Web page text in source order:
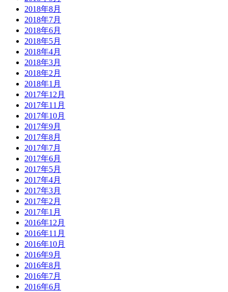
2018年8月
2018年7月
2018年6月
2018年5月
2018年4月
2018年3月
2018年2月
2018年1月
2017年12月
2017年11月
2017年10月
2017年9月
2017年8月
2017年7月
2017年6月
2017年5月
2017年4月
2017年3月
2017年2月
2017年1月
2016年12月
2016年11月
2016年10月
2016年9月
2016年8月
2016年7月
2016年6月